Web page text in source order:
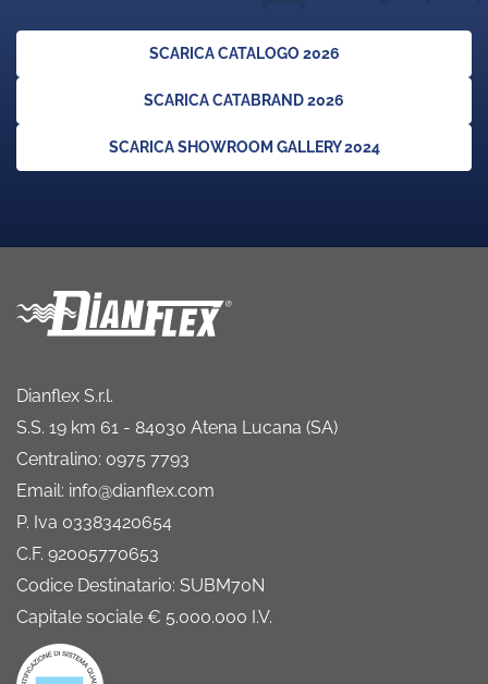
SCARICA CATALOGO 2026
SCARICA CATABRAND 2026
SCARICA SHOWROOM GALLERY 2024
Dianflex S.r.l.
S.S. 19 km 61 - 84030 Atena Lucana (SA)
Centralino: 0975 7793
Email: info@dianflex.com
P. Iva 03383420654
C.F. 92005770653
Codice Destinatario: SUBM70N
Capitale sociale € 5.000.000 I.V.